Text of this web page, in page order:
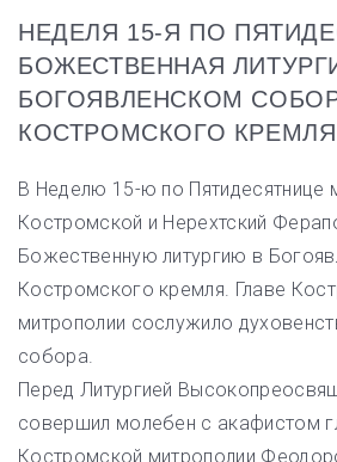
НЕДЕЛЯ 15-Я ПО
БОЖЕСТВЕННАЯ
БОГОЯВЛЕНСКОМ
КОСТРОМСКОГО КРЕМЛЯ
В Неделю 15-ю по Пятидесятнице
Костромской и Нерехтский
Божественную литургию в
Костромского кремля. Главе
митрополии сослужило
собора.
Перед Литургией
совершил молебен с акафистом
Костромской митрополии